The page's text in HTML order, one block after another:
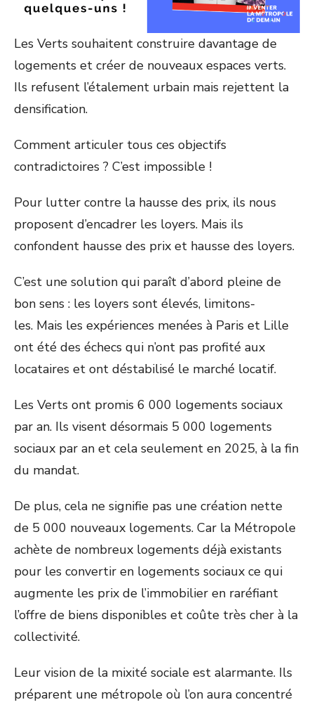
Les Verts souhaitent construire davantage de
logements et créer de nouveaux espaces verts.
Ils refusent l’étalement urbain mais rejettent la
densification.
Comment articuler tous ces objectifs
contradictoires ? C’est impossible !
Pour lutter contre la hausse des prix, ils nous
proposent d’encadrer les loyers. Mais ils
confondent hausse des prix et hausse des loyers.
C’est une solution qui paraît d’abord pleine de
bon sens : les loyers sont élevés, limitons-
les. Mais les expériences menées à Paris et Lille
ont été des échecs qui n’ont pas profité aux
locataires et ont déstabilisé le marché locatif.
Les Verts ont promis 6 000 logements sociaux
par an. Ils visent désormais 5 000 logements
sociaux par an et cela seulement en 2025, à la fin
du mandat.
De plus, cela ne signifie pas une création nette
de 5 000 nouveaux logements. Car la Métropole
achète de nombreux logements déjà existants
pour les convertir en logements sociaux ce qui
augmente les prix de l’immobilier en raréfiant
l’offre de biens disponibles et coûte très cher à la
collectivité.
Leur vision de la mixité sociale est alarmante. Ils
préparent une métropole où l’on aura concentré